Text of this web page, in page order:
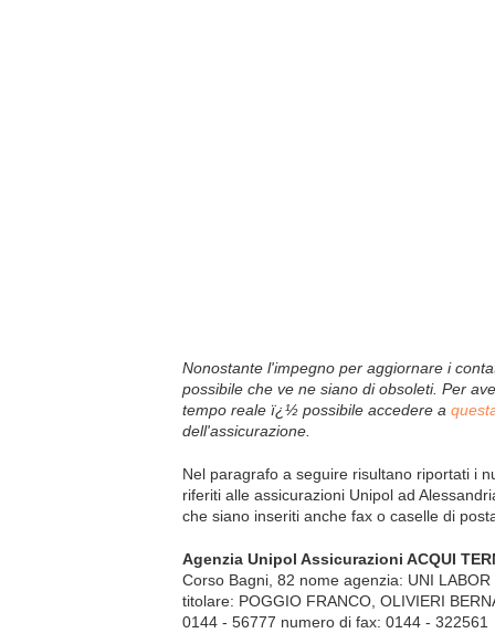
Nonostante l'impegno per aggiornare i
possibile che ve ne siano di obsoleti. Per
tempo reale ï¿½ possibile accedere a
dell'assicurazione.
Nel paragrafo a seguire risultano riportati i
riferiti alle assicurazioni Unipol ad
che siano inseriti anche fax o caselle di
Agenzia Unipol Assicurazioni ACQUI
Corso Bagni, 82 nome agenzia: UNI
titolare: POGGIO FRANCO, OLIVIERI
0144 - 56777 numero di fax: 0144 - 322561